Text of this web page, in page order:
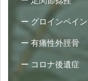
グロインペイン
有痛性外脛骨
コロナ後遺症